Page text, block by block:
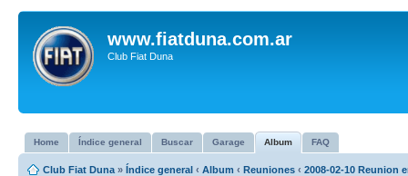
www.fiatduna.com.ar
Club Fiat Duna
Home Índice general Buscar Garage Album FAQ
Club Fiat Duna » Índice general ‹ Album ‹ Reuniones ‹ 2008-02-10 Reunion